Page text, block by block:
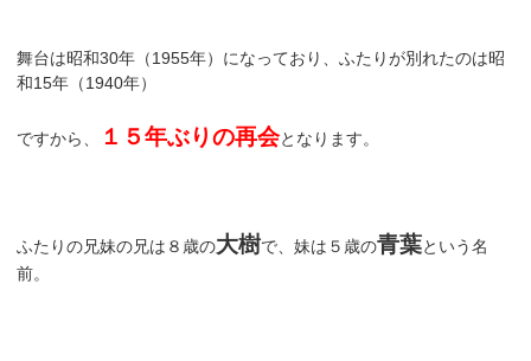
舞台は昭和30年（1955年）になっており、ふたりが別れたのは昭
和15年（1940年）
ですから、 １５年ぶりの再会となります。
ふたりの兄妹の兄は８歳の大樹で、妹は５歳の青葉という名
前。